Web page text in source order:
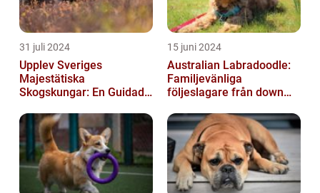
31 juli 2024
Upplev Sveriges
Majestätiska
Skogskungar: En Guidad
15 juni 2024
Australian Labradoodle:
Familjevänliga
följeslagare från down